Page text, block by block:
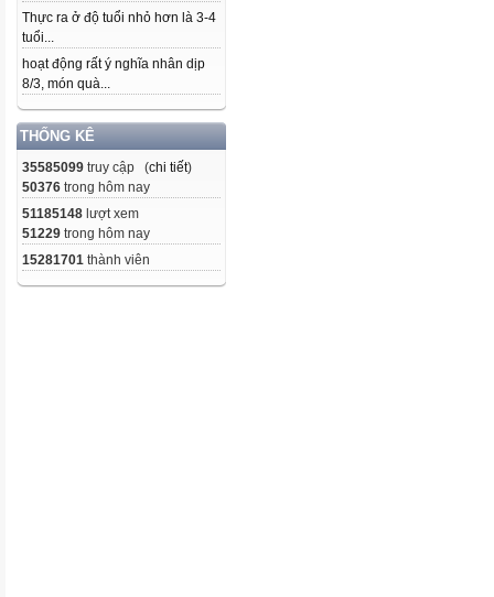
Thực ra ở độ tuổi nhỏ hơn là 3-4
tuổi...
hoạt động rất ý nghĩa nhân dịp
8/3, món quà...
THỐNG KÊ
35585099 truy cập (chi tiết)
50376 trong hôm nay
51185148 lượt xem
51229 trong hôm nay
15281701 thành viên